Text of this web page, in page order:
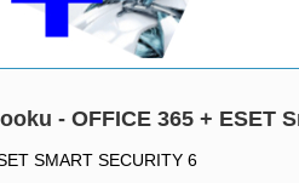
- OFFICE 365 + ESET
SMART SECURITY 6